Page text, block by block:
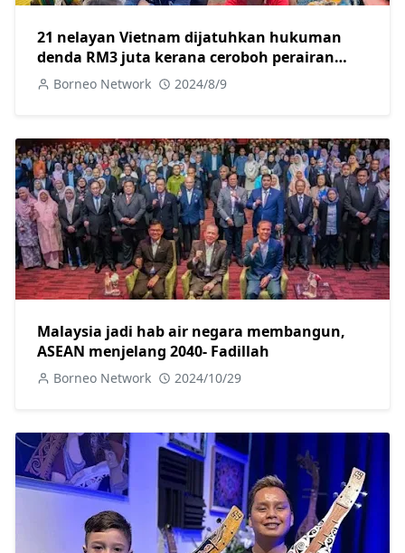
21 nelayan Vietnam dijatuhkan hukuman
denda RM3 juta kerana ceroboh perairan
negara
Borneo Network 2024/8/9
Malaysia jadi hab air negara membangun,
ASEAN menjelang 2040- Fadillah
Borneo Network 2024/10/29